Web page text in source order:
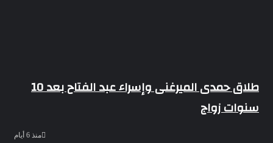
طلاق حمدى الميرغنى وإسراء عبد الفتاح بعد 10
سنوات زواج
منذ 6 أيام